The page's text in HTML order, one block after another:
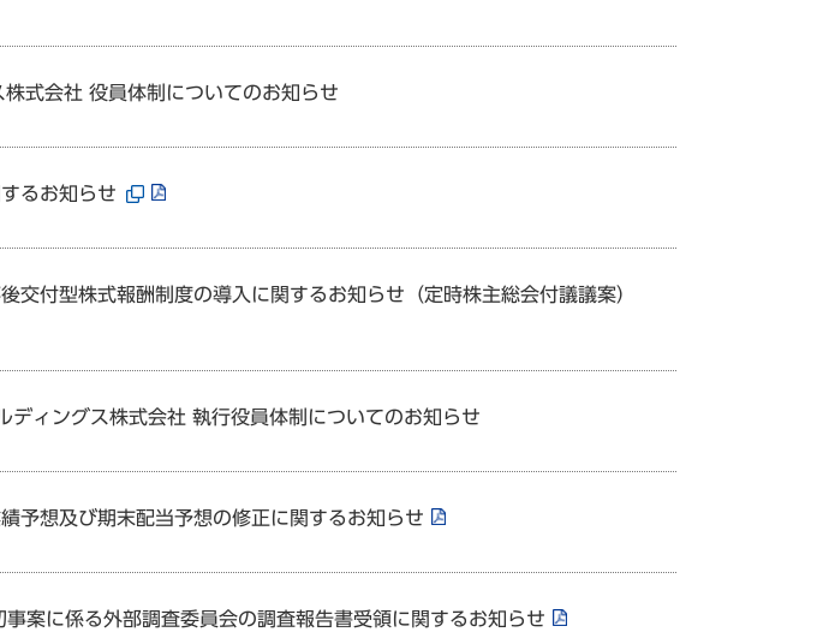
式会社 役員体制についてのお知らせ
るお知らせ
交付型株式報酬制度の導入に関するお知らせ（定時株主総会付議議案）
ィングス株式会社 執行役員体制についてのお知らせ
予想及び期末配当予想の修正に関するお知らせ
案に係る外部調査委員会の調査報告書受領に関するお知らせ